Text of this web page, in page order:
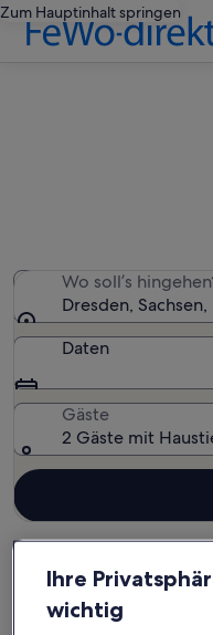
Zum Hauptinhalt springen
Wo soll’s
Dresden,
Daten
Gäste
2 Gäste mit
Sachsen
Ihre
wichtig